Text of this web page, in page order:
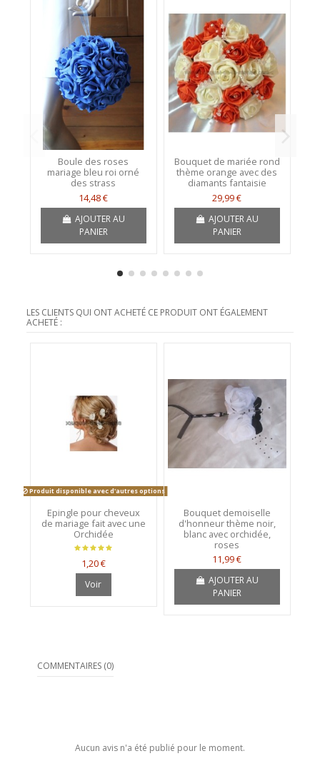
Boule des roses
mariage bleu roi orné
des strass
14,48 €
AJOUTER AU
PANIER
Bouquet de mariée rond
thème orange avec des
diamants fantaisie
29,99 €
AJOUTER AU
PANIER
LES CLIENTS QUI ONT ACHETÉ CE PRODUIT ONT ÉGALEMENT
ACHETÉ :
Produit disponible avec d'autres options
Epingle pour cheveux
de mariage fait avec une
Orchidée
1,20 €
Voir
Bouquet demoiselle
d'honneur thème noir,
blanc avec orchidée,
roses
11,99 €
AJOUTER AU
PANIER
COMMENTAIRES (0)
Aucun avis n'a été publié pour le moment.